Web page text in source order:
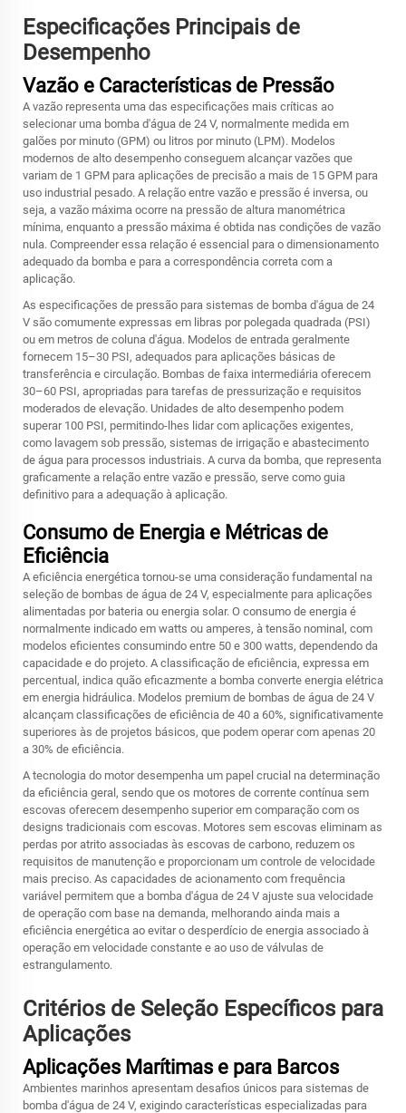
Especificações Principais de
Desempenho
Vazão e Características de Pressão
A vazão representa uma das especificações mais críticas ao
selecionar uma bomba d'água de 24 V, normalmente medida em
galões por minuto (GPM) ou litros por minuto (LPM). Modelos
modernos de alto desempenho conseguem alcançar vazões que
variam de 1 GPM para aplicações de precisão a mais de 15 GPM para
uso industrial pesado. A relação entre vazão e pressão é inversa, ou
seja, a vazão máxima ocorre na pressão de altura manométrica
mínima, enquanto a pressão máxima é obtida nas condições de vazão
nula. Compreender essa relação é essencial para o dimensionamento
adequado da bomba e para a correspondência correta com a
aplicação.
As especificações de pressão para sistemas de bomba d'água de 24
V são comumente expressas em libras por polegada quadrada (PSI)
ou em metros de coluna d'água. Modelos de entrada geralmente
fornecem 15–30 PSI, adequados para aplicações básicas de
transferência e circulação. Bombas de faixa intermediária oferecem
30–60 PSI, apropriadas para tarefas de pressurização e requisitos
moderados de elevação. Unidades de alto desempenho podem
superar 100 PSI, permitindo-lhes lidar com aplicações exigentes,
como lavagem sob pressão, sistemas de irrigação e abastecimento
de água para processos industriais. A curva da bomba, que representa
graficamente a relação entre vazão e pressão, serve como guia
definitivo para a adequação à aplicação.
Consumo de Energia e Métricas de
Eficiência
A eficiência energética tornou-se uma consideração fundamental na
seleção de bombas de água de 24 V, especialmente para aplicações
alimentadas por bateria ou energia solar. O consumo de energia é
normalmente indicado em watts ou amperes, à tensão nominal, com
modelos eficientes consumindo entre 50 e 300 watts, dependendo da
capacidade e do projeto. A classificação de eficiência, expressa em
percentual, indica quão eficazmente a bomba converte energia elétrica
em energia hidráulica. Modelos premium de bombas de água de 24 V
alcançam classificações de eficiência de 40 a 60%, significativamente
superiores às de projetos básicos, que podem operar com apenas 20
a 30% de eficiência.
A tecnologia do motor desempenha um papel crucial na determinação
da eficiência geral, sendo que os motores de corrente contínua sem
escovas oferecem desempenho superior em comparação com os
designs tradicionais com escovas. Motores sem escovas eliminam as
perdas por atrito associadas às escovas de carbono, reduzem os
requisitos de manutenção e proporcionam um controle de velocidade
mais preciso. As capacidades de acionamento com frequência
variável permitem que a bomba d'água de 24 V ajuste sua velocidade
de operação com base na demanda, melhorando ainda mais a
eficiência energética ao evitar o desperdício de energia associado à
operação em velocidade constante e ao uso de válvulas de
estrangulamento.
Critérios de Seleção Específicos para
Aplicações
Aplicações Marítimas e para Barcos
Ambientes marinhos apresentam desafios únicos para sistemas de
bomba d'água de 24 V, exigindo características especializadas para